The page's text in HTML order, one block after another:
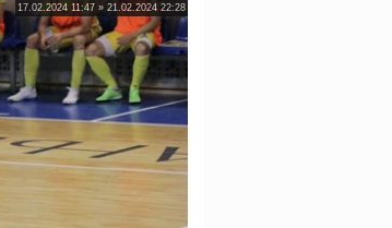
17.02.2024 11:47 » 21.02.2024 22:28